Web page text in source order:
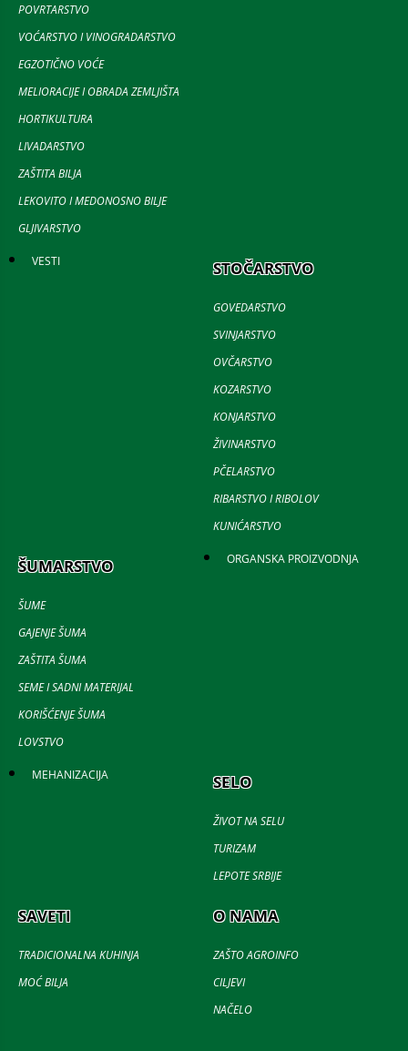
POVRTARSTVO
VOĆARSTVO I VINOGRADARSTVO
EGZOTIČNO VOĆE
MELIORACIJE I OBRADA ZEMLJIŠTA
HORTIKULTURA
LIVADARSTVO
ZAŠTITA BILJA
LEKOVITO I MEDONOSNO BILJE
GLJIVARSTVO
VESTI STOČARSTVO
GOVEDARSTVO
SVINJARSTVO
OVČARSTVO
KOZARSTVO
KONJARSTVO
ŽIVINARSTVO
PČELARSTVO
RIBARSTVO I RIBOLOV
KUNIĆARSTVO
ŠUMARSTVO
ŠUME
GAJENJE ŠUMA
ZAŠTITA ŠUMA
SEME I SADNI MATERIJAL
KORIŠĆENJE ŠUMA
LOVSTVO
ORGANSKA PROIZVODNJA
MEHANIZACIJA SELO
ŽIVOT NA SELU
TURIZAM
LEPOTE SRBIJE
SAVETI
TRADICIONALNA KUHINJA
MOĆ BILJA
O NAMA
ZAŠTO AGROINFO
CILJEVI
NAČELO